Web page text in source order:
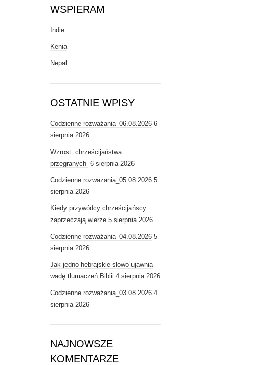
WSPIERAM
Indie
Kenia
Nepal
OSTATNIE WPISY
Codzienne rozważania_06.08.2026 6
sierpnia 2026
Wzrost „chrześcijaństwa
przegranych” 6 sierpnia 2026
Codzienne rozważania_05.08.2026 5
sierpnia 2026
Kiedy przywódcy chrześcijańscy
zaprzeczają wierze 5 sierpnia 2026
Codzienne rozważania_04.08.2026 5
sierpnia 2026
Jak jedno hebrajskie słowo ujawnia
wadę tłumaczeń Biblii 4 sierpnia 2026
Codzienne rozważania_03.08.2026 4
sierpnia 2026
NAJNOWSZE
KOMENTARZE